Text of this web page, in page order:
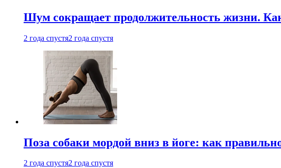
Шум сокращает продолжительность жизни.
2 года спустя2 года спустя
Поза собаки мордой вниз в йоге: как
2 года спустя2 года спустя